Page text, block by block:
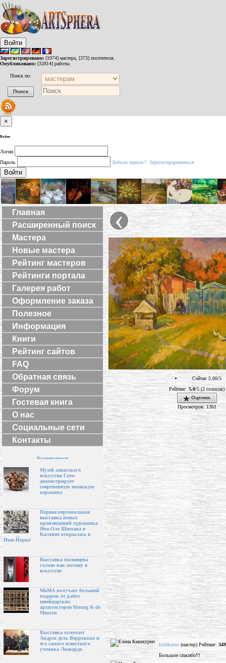
Войти
Зарегистрировано: [1974] мастера, [373] посетителя.
Опубликовано: [32814] работы.
Поиск по:
×
Войти
Логин
Пароль
Забыли пароль? Зарегистрироваться
Войти
Главная
Расширенный поиск
Мастера
Новые мастера
Рейтинг мастеров
Рейтинги портала
Галерея работ
Оформление заказа
Полезное
Информация
Книги
Рейтинг сайтов
FAQ
Обратная связь
Форум
Гостевая книга
О нас
Социальные сети
Контакты
Последние новости
Музей азиатского
искусства Crow
демонстрирует
современную японскую
керамику
Первая персональная
выставка новых
произведений художника
Яна-Оле Шимана в
Касмине открылась в
Нью-Йорке
Выставка посвящена
голове как мотиву в
искусстве
МоМА получает большой
подарок от работ
швейцарских
архитекторов Herzog & de
Meuron
Выставка отмечает
Андреа дель Верроккьо и
его самого известного
ученика Леонардо
‹
Сейчас 5.00/5
Рейтинг:5.0/5 (2 голосов)
Оценки.
Просмотров: 1361
kishkurno (мастер) Рейтинг:
Большое спасибо!!!